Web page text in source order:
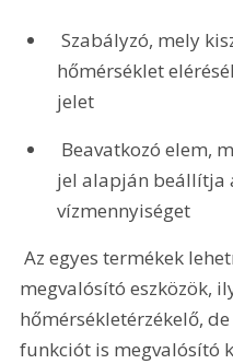
Szabályzó, mely kiszámítja a kívánt helyiség
hőmérséklet
jelet
jel alapján beállítja
vízmennyiséget
Az egyes termékek lehetnek csak egy funkciót
megvalósító eszközök,
hőmérsékletérzékelő,
funkciót is megvalósító